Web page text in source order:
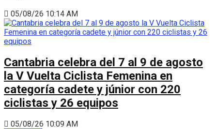
05/08/26 10:14 AM
Cantabria celebra del 7 al 9 de agosto
la V Vuelta Ciclista Femenina en
categoría cadete y júnior con 220
ciclistas y 26 equipos
05/08/26 10:09 AM